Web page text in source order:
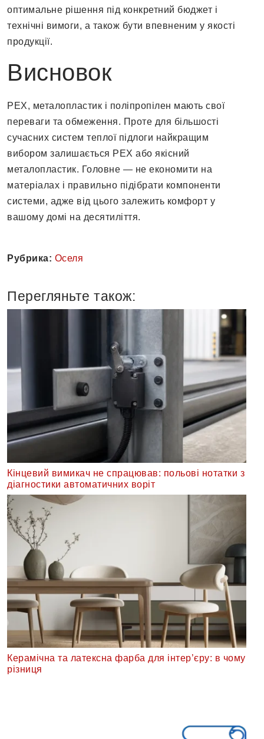
оптимальне рішення під конкретний бюджет і
технічні вимоги, а також бути впевненим у якості
продукції.
Висновок
PEX, металопластик і поліпропілен мають свої
переваги та обмеження. Проте для більшості
сучасних систем теплої підлоги найкращим
вибором залишається PEX або якісний
металопластик. Головне — не економити на
матеріалах і правильно підібрати компоненти
системи, адже від цього залежить комфорт у
вашому домі на десятиліття.
Рубрика: Оселя
Перегляньте також:
Кінцевий вимикач не спрацював: польові нотатки з
діагностики автоматичних воріт
Керамічна та латексна фарба для інтер’єру: в чому
різниця